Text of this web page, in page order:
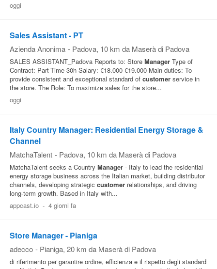
oggi
Sales Assistant - PT
Azienda Anonima - Padova, 10 km da Maserà di Padova
SALES ASSISTANT_Padova Reports to: Store Manager Type of
Contract: Part-Time 30h Salary: €18.000-€19.000 Main duties: To
provide consistent and exceptional standard of customer service in
the store. The Role: To maximize sales for the store...
oggi
Italy Country Manager: Residential Energy Storage &
Channel
MatchaTalent - Padova, 10 km da Maserà di Padova
MatchaTalent seeks a Country Manager - Italy to lead the residential
energy storage business across the Italian market, building distributor
channels, developing strategic customer relationships, and driving
long-term growth. Based in Italy with...
appcast.io - 4 giorni fa
Store Manager - Pianiga
adecco - Pianiga, 20 km da Maserà di Padova
di riferimento per garantire ordine, efficienza e il rispetto degli standard